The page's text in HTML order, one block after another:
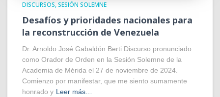
DISCURSOS SESIÓN SOLEMNE
Desafíos y prioridades nacionales para
la reconstrucción de Venezuela
Dr. Arnoldo José Gabaldón Berti Discurso pronunciado
como Orador de Orden en la Sesión Solemne de la
Academia de Mérida el 27 de noviembre de 2024.
Comienzo por manifestar, que me siento sumamente
honrado y Leer más…